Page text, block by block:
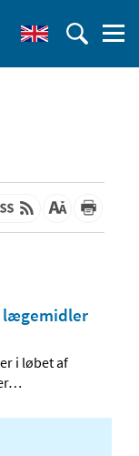
lægemidler
i løbet af
…